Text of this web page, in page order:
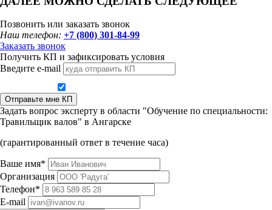
Позвонить или заказать звонок
Наш телефон: +7 (800) 301-84-99
Заказать звонок
Получить КП и зафиксировать условия
Введите e-mail
Отправьте мне КП
Задать вопрос эксперту в области "Обучение по специальности:
Травильщик валов" в Ангарске
(гарантированный ответ в течение часа)
Ваше имя*
Организация
Телефон*
E-mail